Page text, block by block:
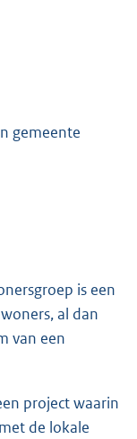
gemeente
is een
al dan
van een
project waarin
de lokale